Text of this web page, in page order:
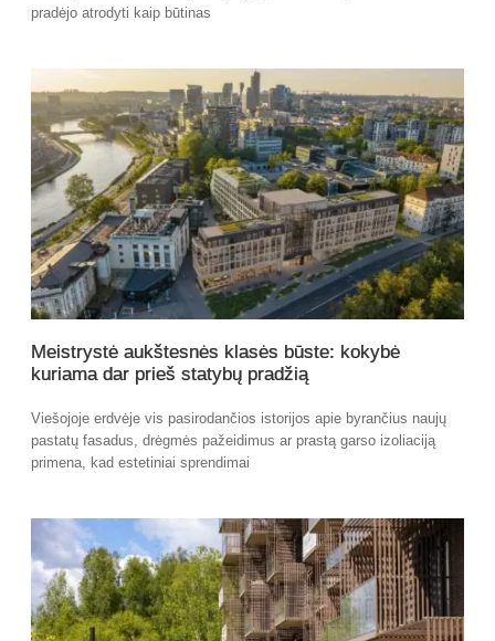
pradėjo atrodyti kaip būtinas
Meistrystė aukštesnės klasės būste: kokybė
kuriama dar prieš statybų pradžią
Viešojoje erdvėje vis pasirodančios istorijos apie byrančius naujų
pastatų fasadus, drėgmės pažeidimus ar prastą garso izoliaciją
primena, kad estetiniai sprendimai